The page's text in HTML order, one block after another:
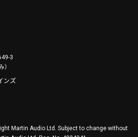
3
）
ンズ
Martin Audio Ltd. Subject to change without